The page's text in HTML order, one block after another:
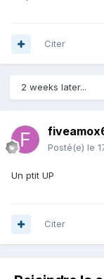
Citer
2 weeks later...
Posté(e) le
Un ptit UP
Citer